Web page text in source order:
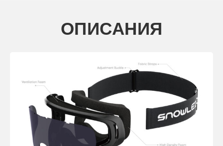
ОПИСАНИЯ